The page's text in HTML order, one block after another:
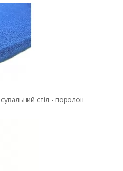
стіл - поролон